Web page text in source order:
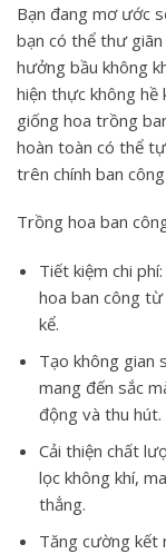
Bạn đang mơ ước
bạn có thể thư
hưởng bầu không
hiện thực không hề
giống hoa trồng
hoàn toàn có thể
trên chính ban
Trồng hoa ban
Tiết kiệm chi phí:
hoa ban công
kể.
Tạo không gian
mang đến sắc
động và thu hút.
Cải thiện chất
lọc không khí,
thẳng.
Tăng cường kết